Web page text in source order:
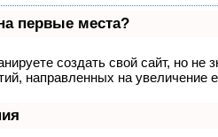
первые места?
создать свой сайт, но не
направленных на увеличение